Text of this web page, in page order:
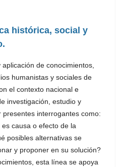
histórica, social y
de conocimientos,
humanistas y sociales de
el contexto nacional e
investigación, estudio y
interrogantes como:
causa o efecto de la
posibles alternativas se
y proponer en su solución?
esta línea se apoya